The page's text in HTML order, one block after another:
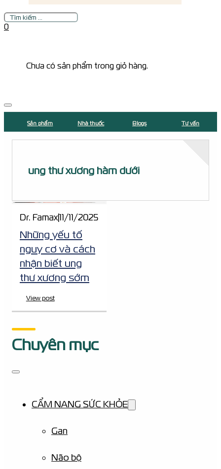
Tìm
kiếm
0
Chưa có sản phẩm trong giỏ hàng.
Sản phẩm Nhà thuốc Blogs Tư vấn
ung thư xương hàm dưới
Dr. Famax|11/11/2025
Những yếu tố
nguy cơ và cách
nhận biết ung
thư xương sớm
View post
Chuyên mục
CẨM NANG SỨC KHỎE
Gan
Não bộ